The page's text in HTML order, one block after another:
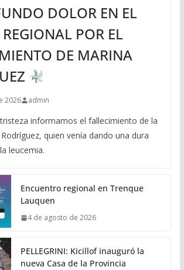
DOLOR EN EL
POR EL
DE MARINA
2026 admin
informamos el fallecimiento de la
quien venía dando una dura
leucemia.
Encuentro regional en Trenque
Lauquen
4 de agosto de 2026
PELLEGRINI: Kicillof inauguró la
nueva Casa de la Provincia